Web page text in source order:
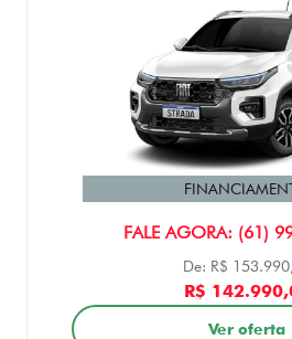
FALE AGORA: (61)
De: R$
R$
Ver oferta